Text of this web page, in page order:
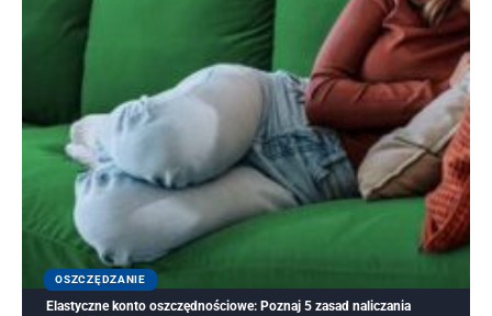
OSZCZĘDZANIE
Elastyczne konto oszczędnościowe: Poznaj 5 zasad naliczania